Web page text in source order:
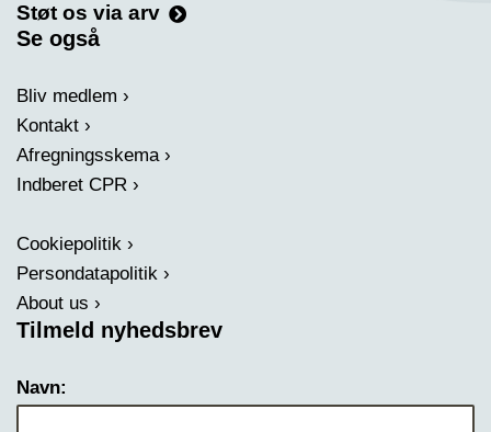
Støt os via arv
Se også
Bliv medlem
Kontakt
Afregningsskema
Indberet CPR
Cookiepolitik
Persondatapolitik
About us
Tilmeld nyhedsbrev
Navn: